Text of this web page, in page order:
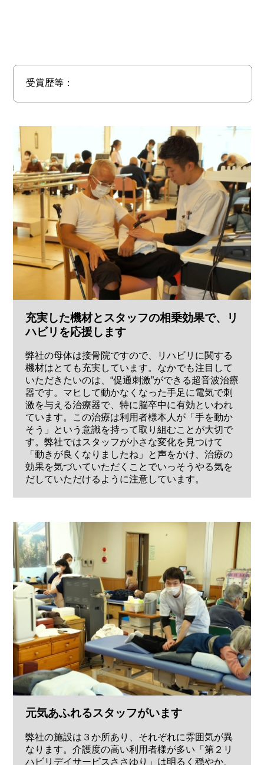
受賞歴等：
充実した機材とスタッフの相乗効果で、リ
ハビリを応援します
弊社の母体は接骨院ですので、リハビリに関する
機材はとても充実しています。なかでも注目して
いただきたいのは、“促通刺激”ができる超音波治療
器です。マヒして動かなくなった手足に電気で刺
激を与える治療器で、特に脳卒中に有効といわれ
ています。この治療は利用者様本人が「手を動か
そう」という意識を持って取り組むことが大切で
す。弊社ではスタッフが小さな変化を見つけて
「動きが良くなりましたね」と声をかけ、治療の
効果を気づいていただくことでいっそうやる気を
だしていただけるように注意しています。
元気あふれるスタッフがいます
弊社の施設は３か所あり、それぞれに雰囲気が異
なります。介護度の高い利用者様が多い「第２リ
ハビリデイサービスささゆり」は明るく穏やか、